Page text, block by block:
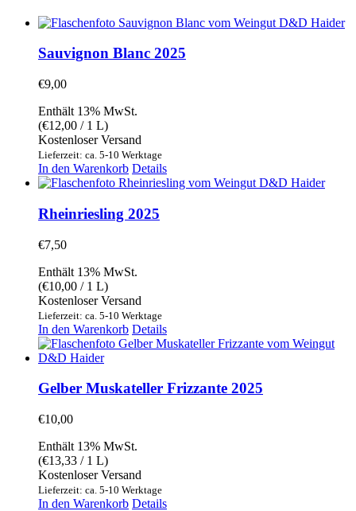
Sauvignon Blanc 2025
€9,00
Enthält 13% MwSt.
(€12,00 / 1 L)
Kostenloser Versand
Lieferzeit: ca. 5-10 Werktage
In den Warenkorb Details
Rheinriesling 2025
€7,50
Enthält 13% MwSt.
(€10,00 / 1 L)
Kostenloser Versand
Lieferzeit: ca. 5-10 Werktage
In den Warenkorb Details
Gelber Muskateller Frizzante 2025
€10,00
Enthält 13% MwSt.
(€13,33 / 1 L)
Kostenloser Versand
Lieferzeit: ca. 5-10 Werktage
In den Warenkorb Details